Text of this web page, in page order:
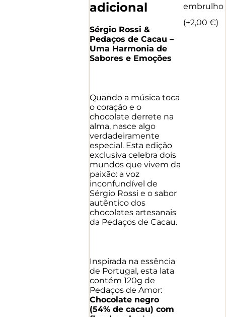
adicional
Sérgio Rossi &
Pedaços de Cacau –
Uma Harmonia de
Sabores e Emoções
Quando a música toca
o coração e o
chocolate derrete na
alma, nasce algo
verdadeiramente
especial. Esta edição
exclusiva celebra dois
mundos que vivem da
paixão: a voz
inconfundível de
Sérgio Rossi e o sabor
autêntico dos
chocolates artesanais
da Pedaços de Cacau.
Inspirada na essência
de Portugal, esta lata
contém 120g de
Pedaços de Amor:
Chocolate negro
(54% de cacau) com
de
Cacau
embrulho
(+2,00 €)